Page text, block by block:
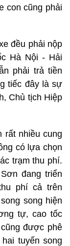
con cũng phải
đều phải nộp
Hà Nội - Hải
phải trả tiền
tiếc đây là sự
Chủ tịch Hiệp
rất nhiều cung
có lựa chọn
trạm thu phí.
đang triển
phí cả trên
song hiện
tự, cao tốc
được phê
tuyến song